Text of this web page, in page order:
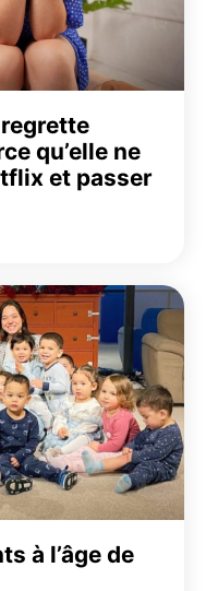
qu’elle ne
et passer
à l’âge de